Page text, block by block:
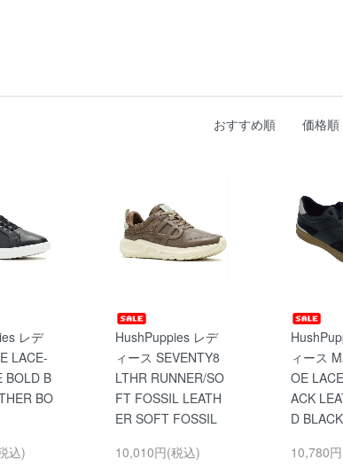
おすすめ順 価格順
レデ
LACE-
BOLD B
BO
込)
HushPuppies レデ
ィース SEVENTY8
LTHR RUNNER/SO
FT FOSSIL LEATH
ER SOFT FOSSIL
10,010円(税込)
ィース
OE
ACK
D BLACK
10,780